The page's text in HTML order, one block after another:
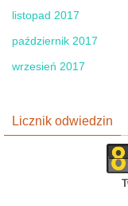
listopad 2017
październik 2017
wrzesień 2017
Licznik odwiedzin